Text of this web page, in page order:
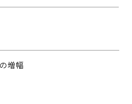
増幅